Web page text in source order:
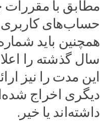
مطابق با مقررات
حساب‌های کاربری
همچنین باید
سال گذشته را
این مدت را نیز
دیگری اخراج
داشته‌اند یا خیر.